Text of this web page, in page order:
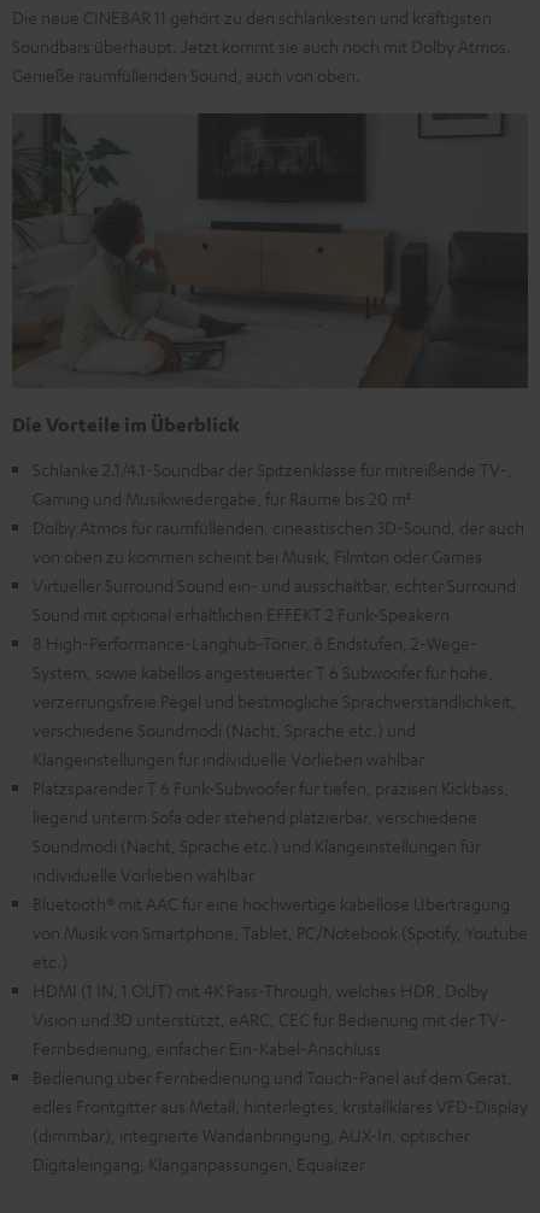
Die neue CINEBAR 11 gehört zu den schlankesten und kräftigsten
Soundbars überhaupt. Jetzt kommt sie auch noch mit Dolby Atmos.
Genieße raumfüllenden Sound, auch von oben.
Die Vorteile im Überblick
Schlanke 2.1/4.1-Soundbar der Spitzenklasse für mitreißende TV-,
Gaming und Musikwiedergabe, für Räume bis 20 m²
Dolby Atmos für raumfüllenden, cineastischen 3D-Sound, der auch
von oben zu kommen scheint bei Musik, Filmton oder Games
Virtueller Surround Sound ein- und ausschaltbar, echter Surround
Sound mit optional erhältlichen EFFEKT 2 Funk-Speakern
8 High-Performance-Langhub-Töner, 8 Endstufen, 2-Wege-
System, sowie kabellos angesteuerter T 6 Subwoofer für hohe,
verzerrungsfreie Pegel und bestmögliche Sprachverständlichkeit,
verschiedene Soundmodi (Nacht, Sprache etc.) und
Klangeinstellungen für individuelle Vorlieben wählbar
Platzsparender T 6 Funk-Subwoofer für tiefen, präzisen Kickbass,
liegend unterm Sofa oder stehend platzierbar, verschiedene
Soundmodi (Nacht, Sprache etc.) und Klangeinstellungen für
individuelle Vorlieben wählbar
Bluetooth® mit AAC für eine hochwertige kabellose Übertragung
von Musik von Smartphone, Tablet, PC/Notebook (Spotify, Youtube
etc.)
HDMI (1 IN, 1 OUT) mit 4K Pass-Through, welches HDR, Dolby
Vision und 3D unterstützt, eARC, CEC für Bedienung mit der TV-
Fernbedienung, einfacher Ein-Kabel-Anschluss
Bedienung über Fernbedienung und Touch-Panel auf dem Gerät,
edles Frontgitter aus Metall, hinterlegtes, kristallklares VFD-Display
(dimmbar), integrierte Wandanbringung, AUX-In, optischer
Digitaleingang, Klanganpassungen, Equalizer